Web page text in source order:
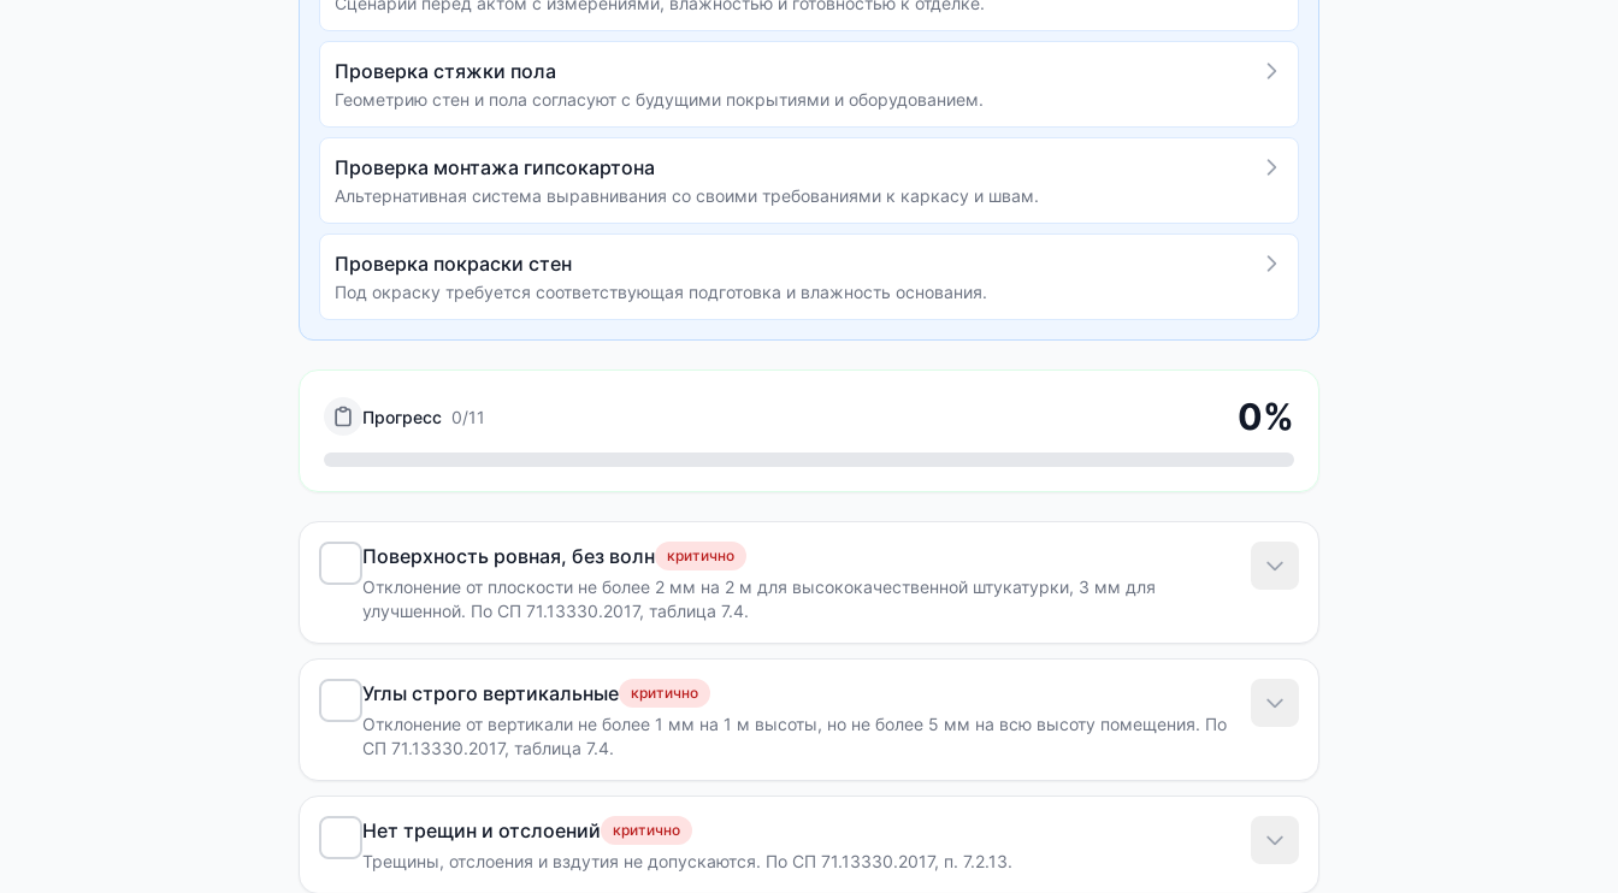
Проверка стяжки пола
Геометрию стен и пола согласуют с будущими покрытиями и оборудованием.
Проверка монтажа гипсокартона
Альтернативная система выравнивания со своими требованиями к каркасу и швам.
Проверка покраски стен
Под окраску требуется соответствующая подготовка и влажность основания.
Прогресс 0/11 0%
Поверхность ровная, без волн критично
Отклонение от плоскости не более 2 мм на 2 м для высококачественной штукатурки, 3 мм для
улучшенной. По СП 71.13330.2017, таблица 7.4.
Углы строго вертикальные критично
Отклонение от вертикали не более 1 мм на 1 м высоты, но не более 5 мм на всю высоту помещения. По
СП 71.13330.2017, таблица 7.4.
Нет трещин и отслоений критично
Трещины, отслоения и вздутия не допускаются. По СП 71.13330.2017, п. 7.2.13.